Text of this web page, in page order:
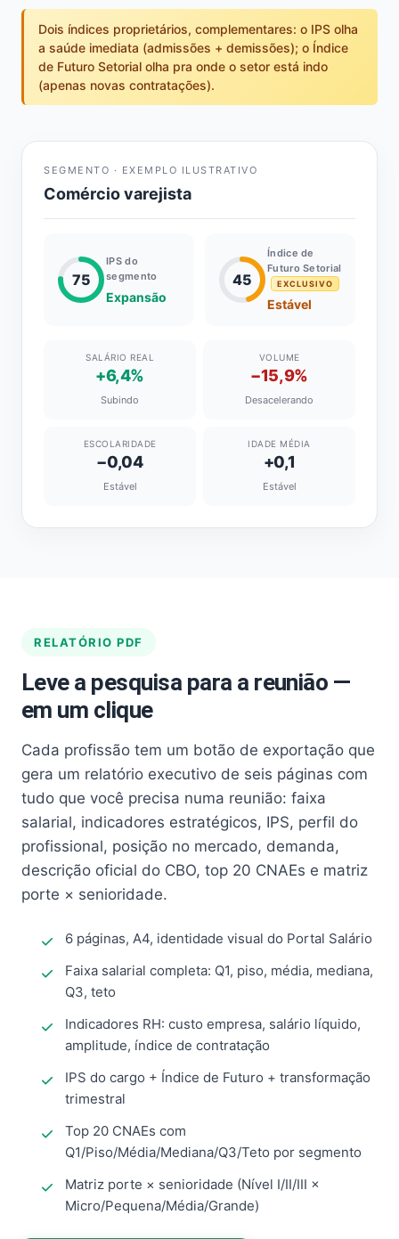
Dois índices proprietários, complementares: o IPS olha
a saúde imediata (admissões + demissões); o Índice
de Futuro Setorial olha pra onde o setor está indo
(apenas novas contratações).
SEGMENTO · EXEMPLO ILUSTRATIVO
Comércio varejista
75
IPS do
segmento
Expansão
45
Índice de
Futuro Setorial
EXCLUSIVO
Estável
SALÁRIO REAL
+6,4%
Subindo
VOLUME
−15,9%
Desacelerando
ESCOLARIDADE
−0,04
Estável
IDADE MÉDIA
+0,1
Estável
RELATÓRIO PDF
Leve a pesquisa para a reunião —
em um clique
Cada profissão tem um botão de exportação que
gera um relatório executivo de seis páginas com
tudo que você precisa numa reunião: faixa
salarial, indicadores estratégicos, IPS, perfil do
profissional, posição no mercado, demanda,
descrição oficial do CBO, top 20 CNAEs e matriz
porte × senioridade.
6 páginas, A4, identidade visual do Portal Salário
Faixa salarial completa: Q1, piso, média, mediana,
Q3, teto
Indicadores RH: custo empresa, salário líquido,
amplitude, índice de contratação
IPS do cargo + Índice de Futuro + transformação
trimestral
Top 20 CNAEs com
Q1/Piso/Média/Mediana/Q3/Teto por segmento
Matriz porte × senioridade (Nível I/II/III ×
Micro/Pequena/Média/Grande)